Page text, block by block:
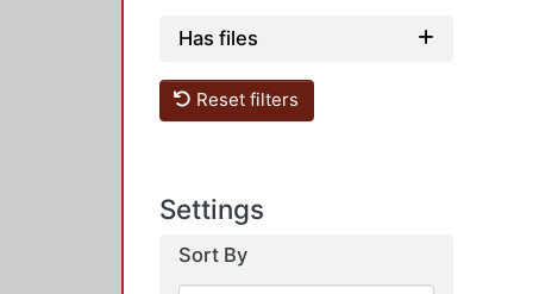
Has files
Reset filters
Settings
Sort By